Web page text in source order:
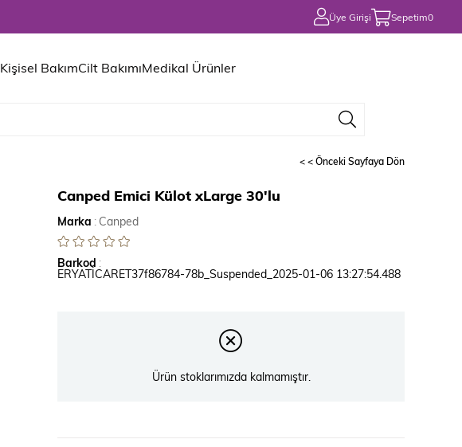
Üye Girişi Sepetim0
Kişisel BakımCilt BakımıMedikal Ürünler
< < Önceki Sayfaya Dön
Canped Emici Külot xLarge 30'lu
Marka : Canped
Barkod :
ERYATİCARET37f86784-78b_Suspended_2025-01-06 13:27:54.488
Ürün stoklarımızda kalmamıştır.